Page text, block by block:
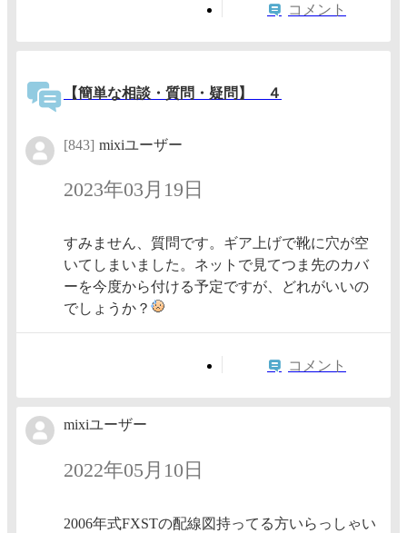
コメント
【簡単な相談・質問・疑問】 ４
[843] mixiユーザー
2023年03月19日
すみません、質問です。ギア上げで靴に穴が空
いてしまいました。ネットで見てつま先のカバ
ーを今度から付ける予定ですが、どれがいいの
でしょうか？
コメント
mixiユーザー
2022年05月10日
2006年式FXSTの配線図持ってる方いらっしゃい